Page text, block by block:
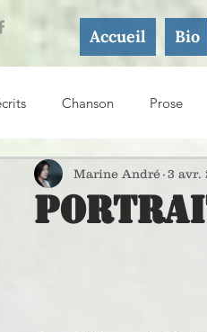
Accueil Bio
Chanson Prose
Essai / Atelier d'écriture
Portrait
Marine André 3 avr.